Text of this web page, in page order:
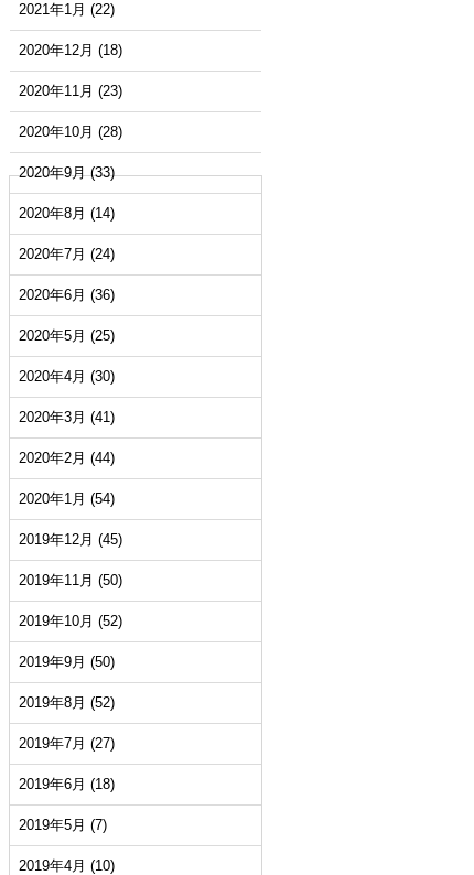
2021年1月 (22)
2020年12月 (18)
2020年11月 (23)
2020年10月 (28)
2020年9月(33)
2020年8月 (14)
2020年7月 (24)
2020年6月 (36)
2020年5月 (25)
2020年4月 (30)
2020年3月 (41)
2020年2月 (44)
2020年1月 (54)
2019年12月 (45)
2019年11月 (50)
2019年10月 (52)
2019年9月 (50)
2019年8月 (52)
2019年7月 (27)
2019年6月 (18)
2019年5月 (7)
2019年4月 (10)